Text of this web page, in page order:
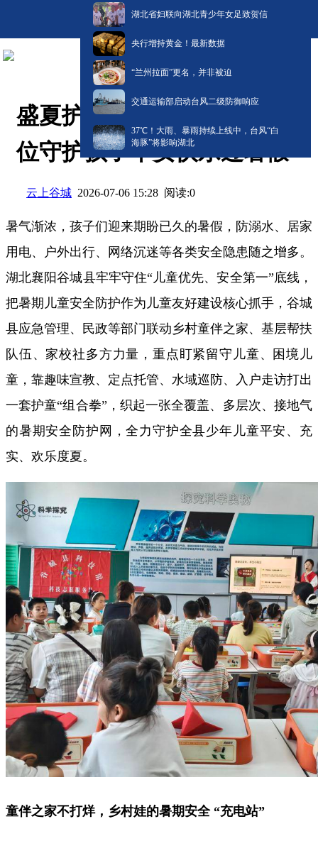
湖北省妇联向湖北青少年女足致贺信
央行增持黄金！最新数据
“兰州拉面”更名，并非被迫
交通运输部启动台风二级防御响应
​37℃！大雨、暴雨持续上线中，台风“白
海豚”将影响湖北
盛夏护童进行时！谷城全方
位守护孩子平安快乐过暑假
云上谷城 2026-07-06 15:28 阅读:0
暑气渐浓，孩子们迎来期盼已久的暑假，防溺水、居家
用电、户外出行、网络沉迷等各类安全隐患随之增多。
湖北襄阳谷城县牢牢守住“儿童优先、安全第一”底线，
把暑期儿童安全防护作为儿童友好建设核心抓手，谷城
县应急管理、民政等部门联动乡村童伴之家、基层帮扶
队伍、家校社多方力量，重点盯紧留守儿童、困境儿
童，靠趣味宣教、定点托管、水域巡防、入户走访打出
一套护童“组合拳”，织起一张全覆盖、多层次、接地气
的暑期安全防护网，全力守护全县少年儿童平安、充
实、欢乐度夏。
童伴之家不打烊，乡村娃的暑期安全 “充电站”